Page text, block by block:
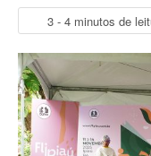
3 - 4 minutos de